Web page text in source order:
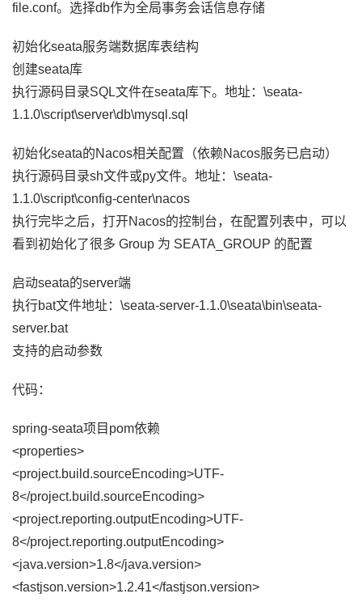
file.conf。选择db作为全局事务会话信息存储
初始化seata服务端数据库表结构
创建seata库
执行源码目录SQL文件在seata库下。地址：\seata-
1.1.0\script\server\db\mysql.sql
初始化seata的Nacos相关配置（依赖Nacos服务已启动）
执行源码目录sh文件或py文件。地址：\seata-
1.1.0\script\config-center\nacos
执行完毕之后，打开Nacos的控制台，在配置列表中，可以
看到初始化了很多 Group 为 SEATA_GROUP 的配置
启动seata的server端
执行bat文件地址：\seata-server-1.1.0\seata\bin\seata-
server.bat
支持的启动参数
代码：
spring-seata项目pom依赖
<properties>
<project.build.sourceEncoding>UTF-
8</project.build.sourceEncoding>
<project.reporting.outputEncoding>UTF-
8</project.reporting.outputEncoding>
<java.version>1.8</java.version>
<fastjson.version>1.2.41</fastjson.version>